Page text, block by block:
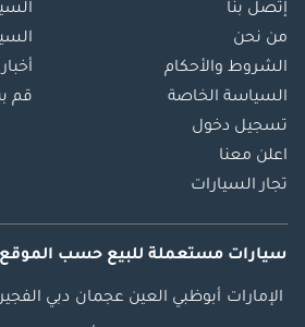
إتصل بنا
من نحن
الشروط والأحكام
السياسة الخاصة
تسجيل دخول
اعلن معنا
تجار السيارات
قم
سيارات مستعملة للبيع حسب الموقع
الإمارات أبوظبي العين عجمان دبي